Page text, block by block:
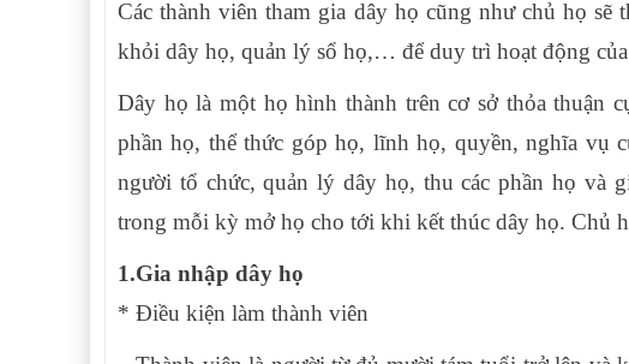
Các thành viên tham gia dây họ cũng như chủ họ
khỏi dây họ, quản lý sổ họ,… để duy trì hoạt động
Dây họ là một họ hình thành trên cơ sở thỏa thuận
phần họ, thể thức góp họ, lĩnh họ, quyền, nghĩa vụ
người tổ chức, quản lý dây họ, thu các phần họ và
trong mỗi kỳ mở họ cho tới khi kết thúc dây họ. Chủ
1.Gia nhập dây họ
* Điều kiện làm thành viên